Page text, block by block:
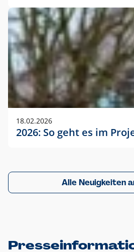
18.02.2026
2026: So geht es im
Alle Neuigkeiten